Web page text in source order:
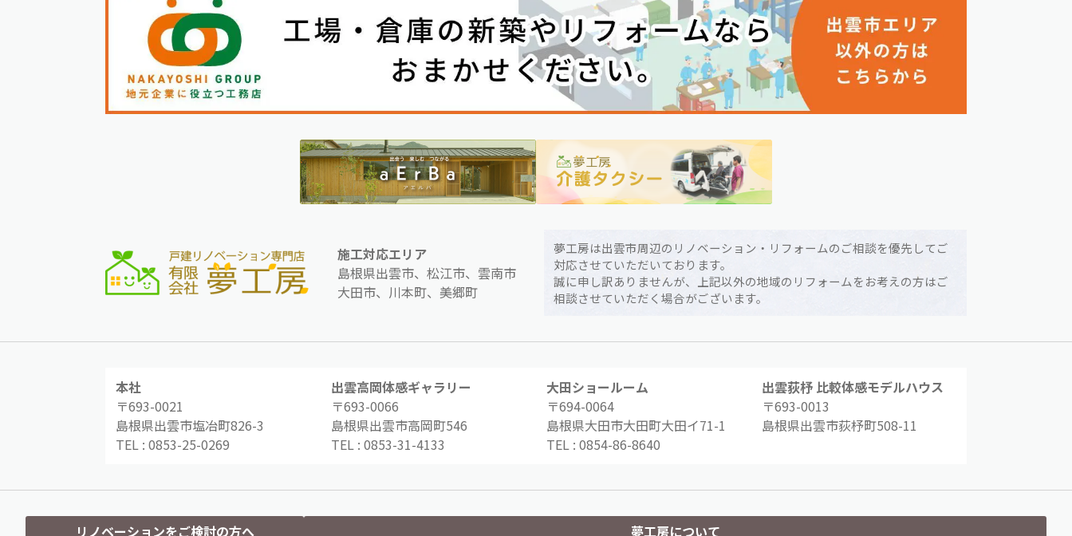
施工対応エリア
島根県出雲市、松江市、雲南市
大田市、川本町、美郷町
夢工房は出雲市周辺のリノベーション・リフォームのご相談を優先してご
対応させていただいております。
誠に申し訳ありませんが、上記以外の地域のリフォームをお考えの方はご
相談させていただく場合がございます。
本社
〒693-0021
島根県出雲市塩冶町826-3
TEL : 0853-25-0269
出雲高岡体感ギャラリー
〒693-0066
島根県出雲市高岡町546
TEL : 0853-31-4133
大田ショールーム
〒694-0064
島根県大田市大田町大田イ71-1
TEL : 0854-86-8640
出雲荻杼 比較体感モデルハウス
〒693-0013
島根県出雲市荻杼町508-11
リノベーションをご検討の方へ 夢工房について